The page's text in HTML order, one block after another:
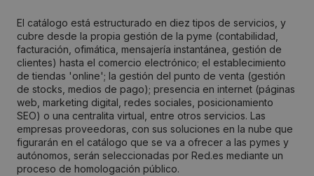
El catálogo está estructurado en diez tipos de servicios, y
cubre desde la propia gestión de la pyme (contabilidad,
facturación, ofimática, mensajería instantánea, gestión de
clientes) hasta el comercio electrónico; el establecimiento
de tiendas 'online'; la gestión del punto de venta (gestión
de stocks, medios de pago); presencia en internet (páginas
web, marketing digital, redes sociales, posicionamiento
SEO) o una centralita virtual, entre otros servicios. Las
empresas proveedoras, con sus soluciones en la nube que
figurarán en el catálogo que se va a ofrecer a las pymes y
autónomos, serán seleccionadas por Red.es mediante un
proceso de homologación público.